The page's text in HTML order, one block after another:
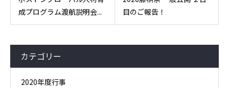
成プログラム渡航説明会...
目のご報告！
カテゴリー
2020年度行事